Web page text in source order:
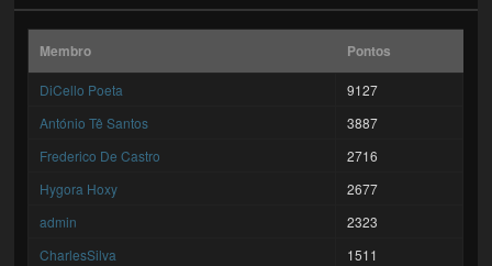
Membro Pontos
DiCello Poeta
9127
António Tê Santos
3887
Frederico De Castro
2716
Hygora Hoxy
2677
admin
2323
CharlesSilva
1511